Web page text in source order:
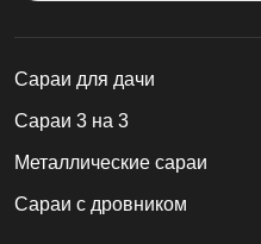
Cараи для дачи
Сараи 3 на 3
Металлические сараи
Сараи с дровником